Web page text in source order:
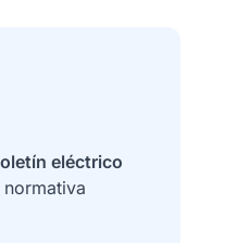
eléctrico